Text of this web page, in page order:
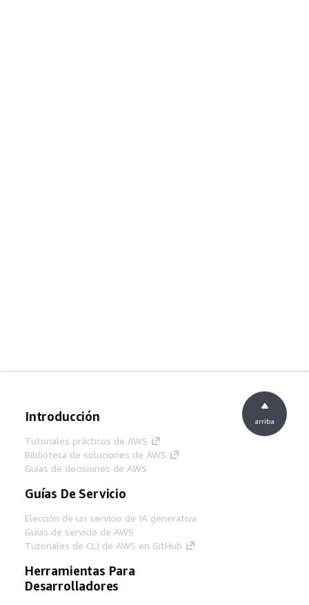
Introducción
Tutoriales prácticos de AWS
Biblioteca de soluciones de AWS
Guías de decisiones de AWS
Guías De Servicio
Elección de un servicio de IA generativa
Guías de servicio de AWS
Tutoriales de CLI de AWS en GitHub
Herramientas Para
Desarrolladores
arriba